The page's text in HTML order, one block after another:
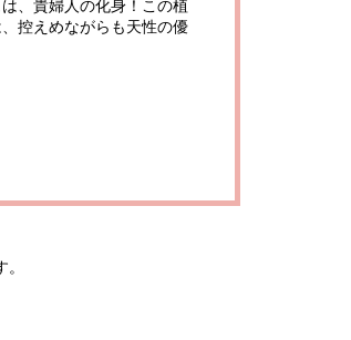
、貴婦人の化身！この植
控えめながらも天性の優